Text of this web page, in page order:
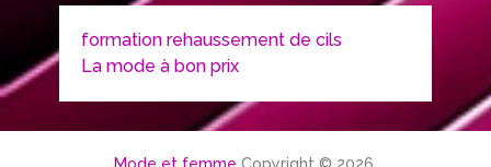
formation rehaussement de cils
La mode à bon prix